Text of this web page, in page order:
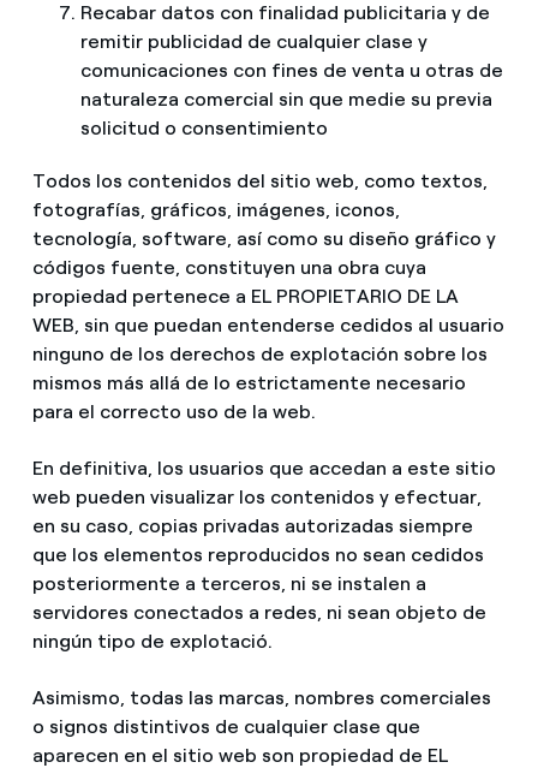
Recabar datos con finalidad publicitaria y de
remitir publicidad de cualquier clase y
comunicaciones con fines de venta u otras de
naturaleza comercial sin que medie su previa
solicitud o consentimiento
Todos los contenidos del sitio web, como textos,
fotografías, gráficos, imágenes, iconos,
tecnología, software, así como su diseño gráfico y
códigos fuente, constituyen una obra cuya
propiedad pertenece a EL PROPIETARIO DE LA
WEB, sin que puedan entenderse cedidos al usuario
ninguno de los derechos de explotación sobre los
mismos más allá de lo estrictamente necesario
para el correcto uso de la web.
En definitiva, los usuarios que accedan a este sitio
web pueden visualizar los contenidos y efectuar,
en su caso, copias privadas autorizadas siempre
que los elementos reproducidos no sean cedidos
posteriormente a terceros, ni se instalen a
servidores conectados a redes, ni sean objeto de
ningún tipo de explotació.
Asimismo, todas las marcas, nombres comerciales
o signos distintivos de cualquier clase que
aparecen en el sitio web son propiedad de EL